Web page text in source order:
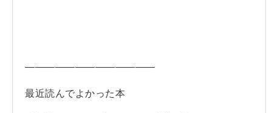
—————————————
最近読んでよかった本